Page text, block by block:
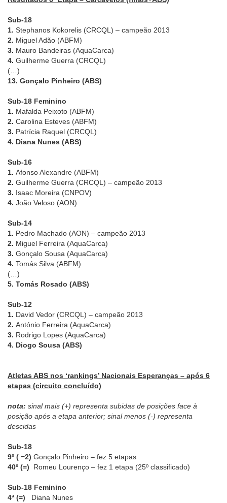
Sub-18
1. Stephanos Kokorelis (CRCQL) – campeão 2013
2. Miguel Adão (ABFM)
3. Mauro Bandeiras (AquaCarca)
4. Guilherme Guerra (CRCQL)
(…)
13. Gonçalo Pinheiro (ABS)
Sub-18 Feminino
1. Mafalda Peixoto (ABFM)
2. Carolina Esteves (ABFM)
3. Patrícia Raquel (CRCQL)
4. Diana Nunes (ABS)
Sub-16
1. Afonso Alexandre (ABFM)
2. Guilherme Guerra (CRCQL) – campeão 2013
3. Isaac Moreira (CNPOV)
4. João Veloso (AON)
Sub-14
1. Pedro Machado (AON) – campeão 2013
2. Miguel Ferreira (AquaCarca)
3. Gonçalo Sousa (AquaCarca)
4. Tomás Silva (ABFM)
(…)
5. Tomás Rosado (ABS)
Sub-12
1. David Vedor (CRCQL) – campeão 2013
2. António Ferreira (AquaCarca)
3. Rodrigo Lopes (AquaCarca)
4. Diogo Sousa (ABS)
Atletas ABS nos ‘rankings’ Nacionais Esperanças – após 6
etapas (circuito concluído)
nota: sinal mais (+) representa subidas de posições face à
posição após a etapa anterior; sinal menos (-) representa
descidas
Sub-18
9º ( −2) Gonçalo Pinheiro – fez 5 etapas
40º (=) Romeu Lourenço – fez 1 etapa (25º classificado)
Sub-18 Feminino
4ª (=) Diana Nunes